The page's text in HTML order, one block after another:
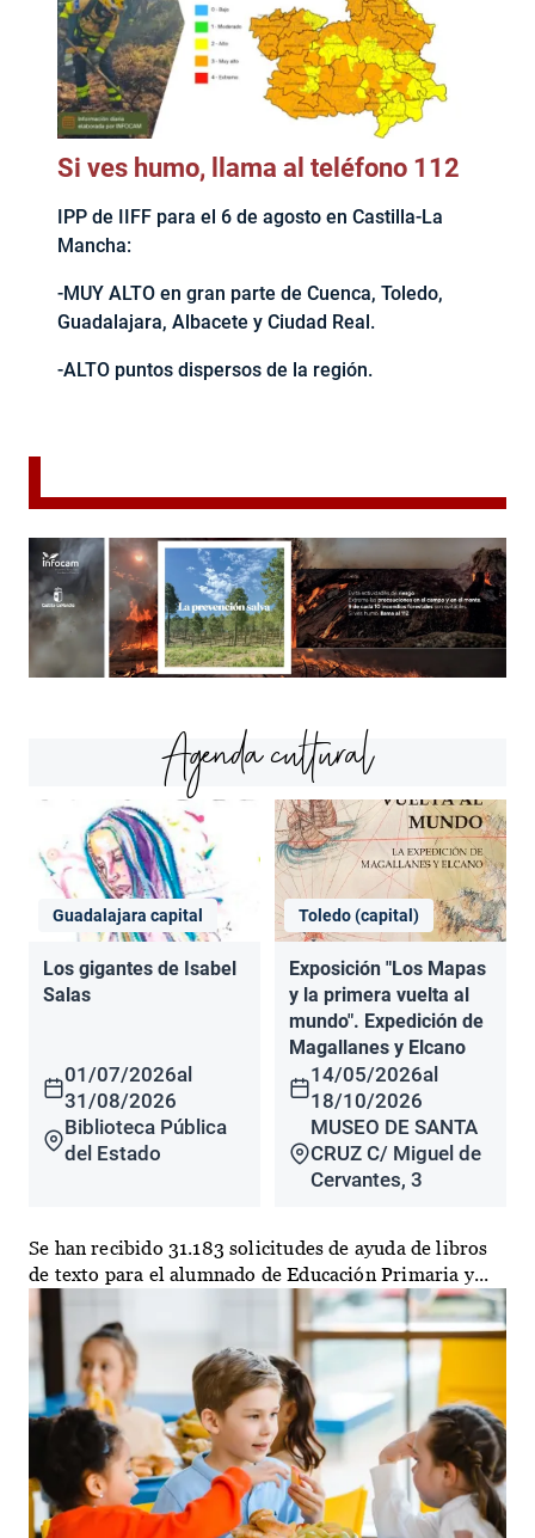
Si ves humo, llama al teléfono 112
IPP de IIFF para el 6 de agosto en Castilla-La
Mancha:
-MUY ALTO en gran parte de Cuenca, Toledo,
Guadalajara, Albacete y Ciudad Real.
-ALTO puntos dispersos de la región.
Agenda cultural
Guadalajara capital
Los gigantes de Isabel
Salas
01/07/2026al
31/08/2026
Biblioteca Pública
del Estado
Toledo (capital)
Exposición "Los Mapas
y la primera vuelta al
mundo". Expedición de
Magallanes y Elcano
14/05/2026al
18/10/2026
MUSEO DE SANTA
CRUZ C/ Miguel de
Cervantes, 3
Se han recibido 31.183 solicitudes de ayuda de libros
de texto para el alumnado de Educación Primaria y...